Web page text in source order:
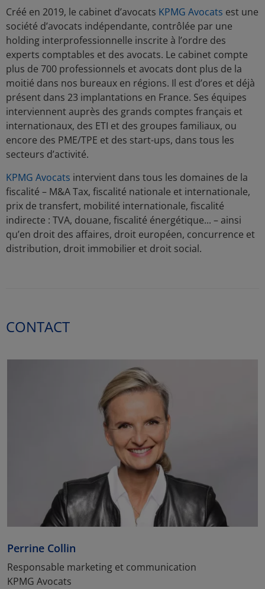
Créé en 2019, le cabinet d’avocats KPMG Avocats est une
société d’avocats indépendante, contrôlée par une
holding interprofessionnelle inscrite à l’ordre des
experts comptables et des avocats. Le cabinet compte
plus de 700 professionnels et avocats dont plus de la
moitié dans nos bureaux en régions. Il est d’ores et déjà
présent dans 23 implantations en France. Ses équipes
interviennent auprès des grands comptes français et
internationaux, des ETI et des groupes familiaux, ou
encore des PME/TPE et des start-ups, dans tous les
secteurs d’activité.
KPMG Avocats intervient dans tous les domaines de la
fiscalité – M&A Tax, fiscalité nationale et internationale,
prix de transfert, mobilité internationale, fiscalité
indirecte : TVA, douane, fiscalité énergétique... – ainsi
qu’en droit des affaires, droit européen, concurrence et
distribution, droit immobilier et droit social.
CONTACT
Perrine Collin
Responsable marketing et communication
KPMG Avocats